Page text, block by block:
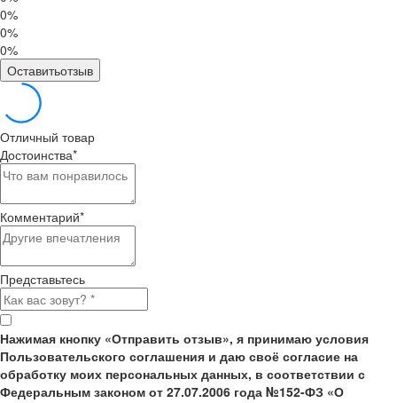
0%
0%
0%
Оставитьотзыв
Отличный товар
Достоинства*
Комментарий*
Представьтесь
Нажимая кнопку «Отправить отзыв», я принимаю условия
Пользовательского соглашения и даю своё согласие на
обработку моих персональных данных, в соответствии с
Федеральным законом от 27.07.2006 года №152-ФЗ «О